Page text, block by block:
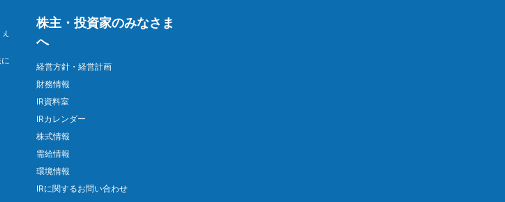
株主・投資家のみなさま
へ
経営方針・経営計画
財務情報
IR資料室
IRカレンダー
株式情報
需給情報
環境情報
IRに関するお問い合わせ